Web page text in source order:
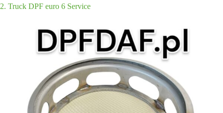
2. Truck DPF euro 6 Service